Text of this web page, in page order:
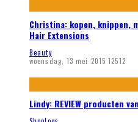
Christina: kopen, knippen,
Hair Extensions
Beauty
woensdag, 13 mei 2015 12512
Lindy: REVIEW producten